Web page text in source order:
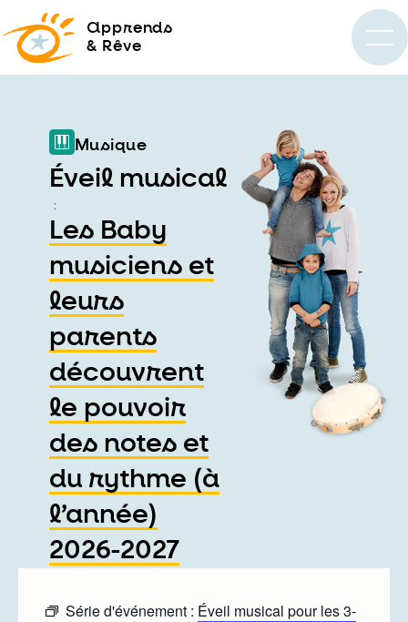
apprends
& Rêve
Musique
Éveil musical
:
Les Baby
musiciens et
leurs
parents
découvrent
le pouvoir
des notes et
du rythme (à
l’année)
2026-2027
Série d'événement : Éveil musical pour les 3-